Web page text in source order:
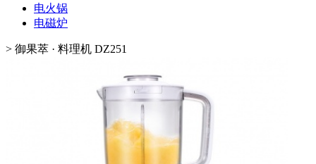
电火锅
电磁炉
> 御果萃 · 料理机 DZ251